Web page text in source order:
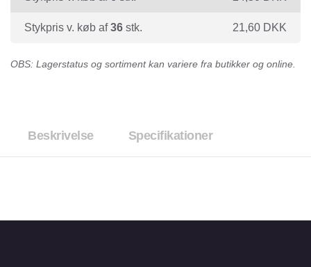
Stykpris v. køb af36 stk. 21,60 DKK
OBS: Lagerstatus og sortiment kan variere fra butikker og online.
Beskrivelse Specifikationer